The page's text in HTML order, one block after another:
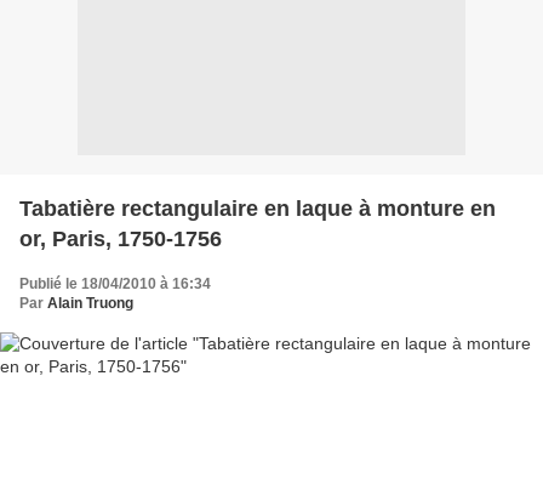
Tabatière rectangulaire en laque à monture en
or, Paris, 1750-1756
Publié le 18/04/2010 à 16:34
Par Alain Truong